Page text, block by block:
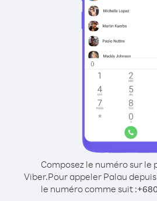
Composez le numéro sur le
Viber.Pour appeler Palau
le numéro comme suit :+